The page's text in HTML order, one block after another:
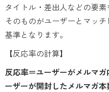
タイトル・差出人などの要
そのものがユーザーとマッ
基準となります。
【反応率の計算】
反応率＝ユーザーがメルマ
ーザーが開封したメルマガ本